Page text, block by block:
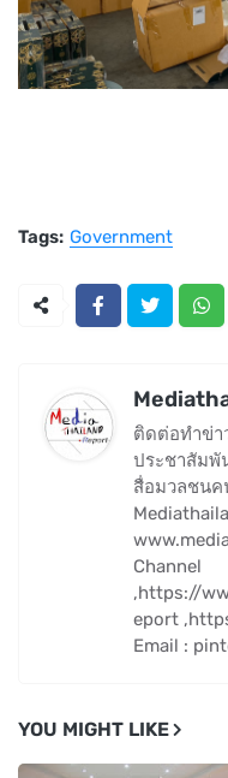
Tags: Government
ติดต่อทำข่า
ประชาสัมพั
สื่อมวลชนค
Channel
,https://
eport
Email :
YOU MIGHT LIKE